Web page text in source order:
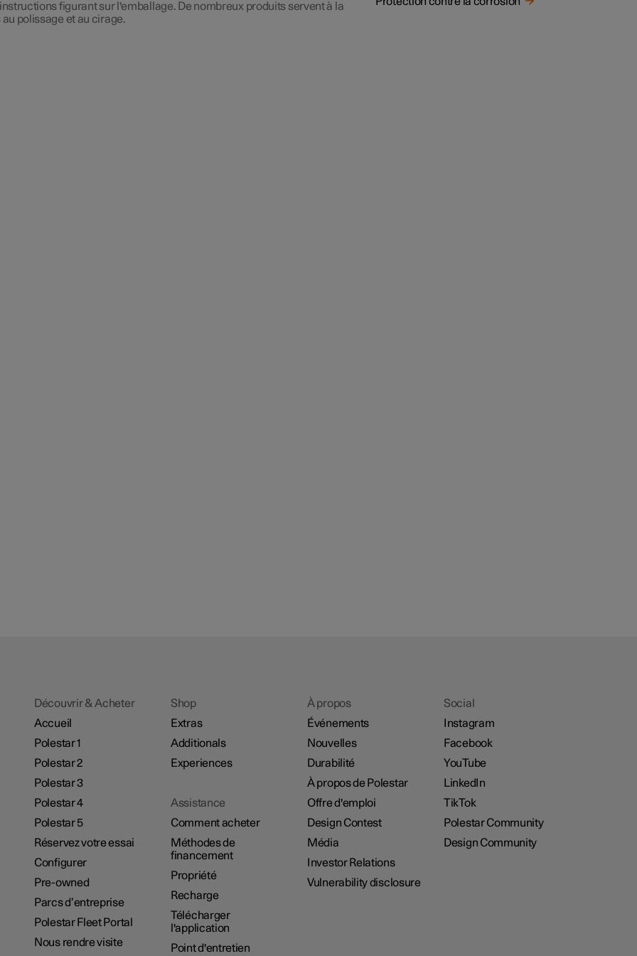
instructions figurant sur l'emballage. De nombreux produits servent à la
au polissage et au cirage.
Découvrir & Acheter
Accueil
Polestar 1
Polestar 2
Polestar 3
Polestar 4
Polestar 5
Réservez votre essai
Configurer
Pre-owned
Parcs d’entreprise
Polestar Fleet Portal
Nous rendre visite
Shop
Extras
Additionals
Experiences
Assistance
Comment acheter
Méthodes de
financement
Propriété
Recharge
Télécharger
l'application
Point d'entretien
À propos
Événements
Nouvelles
Durabilité
À propos de Polestar
Offre d'emploi
Design Contest
Média
Investor Relations
Vulnerability disclosure
Social
Instagram
Facebook
YouTube
LinkedIn
TikTok
Polestar Community
Design Community